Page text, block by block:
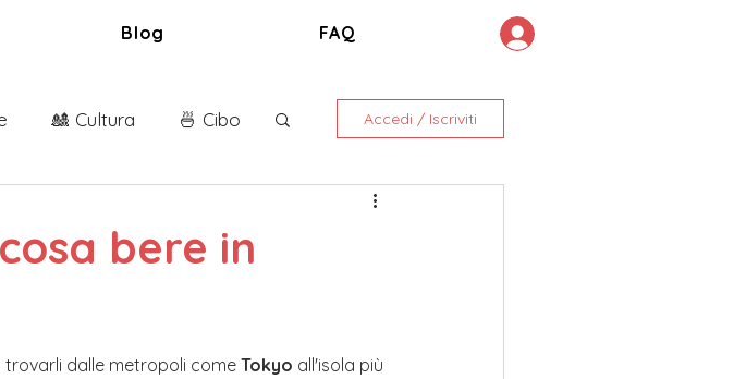
Blog FAQ
🎎 Cultura 🍜 Cibo Accedi / Iscriviti
bere in
dalle metropoli come Tokyo all'isola più